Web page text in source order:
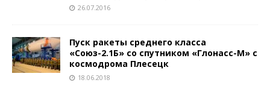
26.07.2016
Пуск ракеты среднего класса
«Союз-2.1Б» со спутником «Глонасс-М» с
космодрома Плесецк
18.06.2018